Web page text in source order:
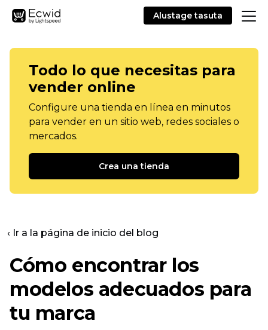
Alustage tasuta
Todo lo que necesitas para
vender online
Configure una tienda en línea en minutos
para vender en un sitio web, redes sociales o
mercados.
Crea una tienda
‹ Ir a la página de inicio del blog
Cómo encontrar los
modelos adecuados para
tu marca